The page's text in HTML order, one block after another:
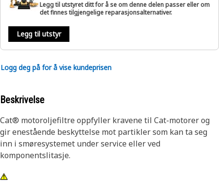
Legg til utstyret ditt for å se om denne delen passer eller om
det finnes tilgjengelige reparasjonsalternativer.
Legg til utstyr
Logg deg på for å vise kundeprisen
Beskrivelse
Cat® motoroljefiltre oppfyller kravene til Cat-motorer og
gir enestående beskyttelse mot partikler som kan ta seg
inn i smøresystemet under service eller ved
komponentslitasje.